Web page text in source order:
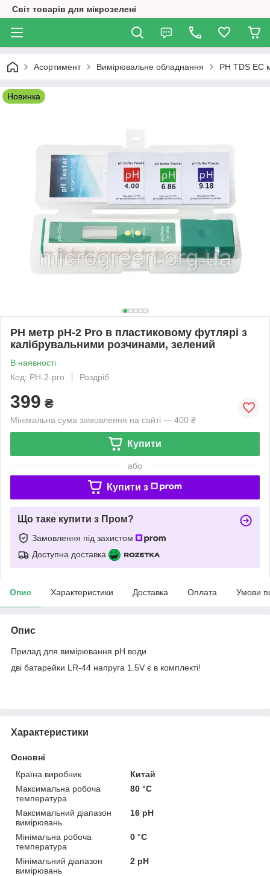
Світ товарів для мікрозелені
Асортимент Вимірювальне обладнання PH TDS EC
Новинка
PH метр pH-2 Pro в пластиковому футлярі з
калібрувальними розчинами, зелений
В наявності
Код: PH-2-pro
Роздріб
399 ₴
Мінімальна сума замовлення на сайті — 400 ₴
Купити
або
Купити з
Що таке купити з Пром?
Замовлення під захистом
Доступна доставка
Опис Характеристики Доставка Оплата Умови
Опис
Прилад для вимірювання pH води
дві батарейки LR-44 напруга 1.5V є в комплекті!
Характеристики
Основні
Країна виробник
Китай
Максимальна робоча
температура
80 °С
Максимальний діапазон
вимірювань
16 pH
Мінімальна робоча
температура
0 °С
Мінімальний діапазон
вимірювань
2 pH